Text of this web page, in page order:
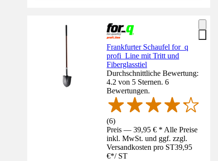
Frankfurter Schaufel for_q
profi_Line mit Tritt und
Fiberglasstiel
Durchschnittliche Bewertung:
4.2 von 5 Sternen. 6
Bewertungen.
(6)
Preis — 39,95 € * Alle Preise
inkl. MwSt. und ggf. zzgl.
Versandkosten pro ST39,95
€*/ ST